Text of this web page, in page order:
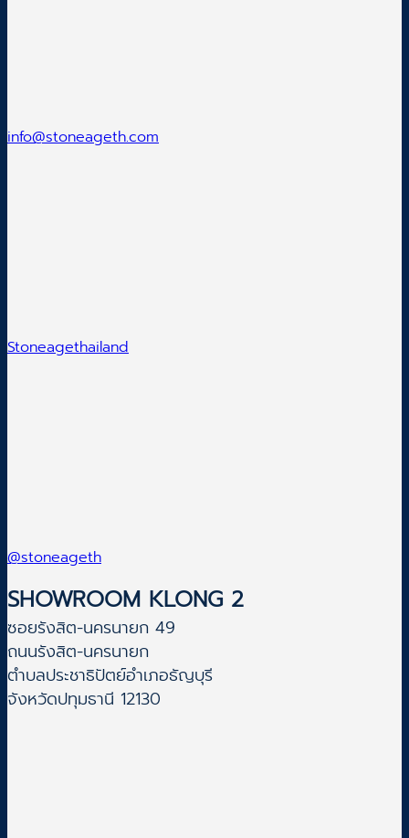
info@stoneageth.com
Stoneagethailand
@stoneageth
SHOWROOM KLONG 2
ซอยรังสิต-นครนายก 49
ถนนรังสิต-นครนายก
ตำบลประชาธิปัตย์อำเภอธัญบุรี
จังหวัดปทุมธานี 12130